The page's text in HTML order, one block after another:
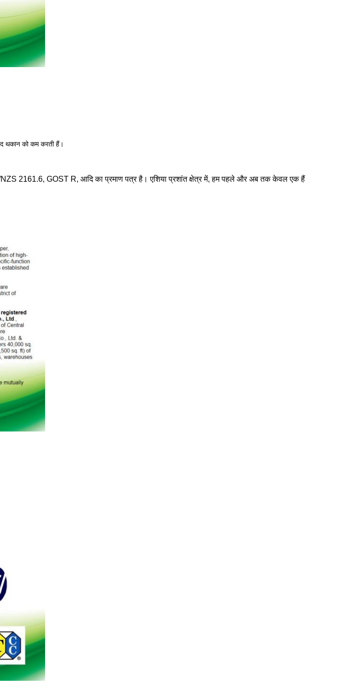
थकान को कम करती हैं।
2161.6, GOST R, आदि का प्रमाण पत्र है। एशिया प्रशांत क्षेत्र में, हम पहले और अब तक केवल एक हैं